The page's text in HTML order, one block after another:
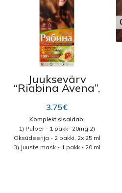
Juuksevärv
“Rjabina Avena”,
583 mändel
3.75€
Komplekt sisaldab:
1) Pulber - 1 pakk- 20mg 2)
Oksüdeerija - 2 pakki, 2x 25 ml
3) Juuste mask - 1 pakk - 20 ml